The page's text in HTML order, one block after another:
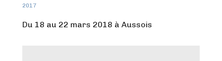
2017
Du 18 au 22 mars 2018 à Aussois